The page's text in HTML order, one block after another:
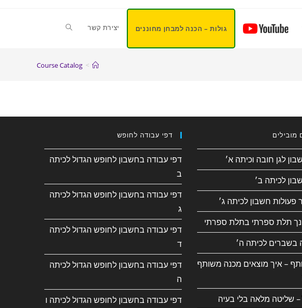
גולות – הכנה למבחן מחוננים יצירת קשר
>
Course Catalog
מובילים
לגן חובה וכיתה א׳
לכיתה ב׳
פעולות חשבון לכיתה ג׳
תלת ספרתי בתלת ספרתי
בשברים לכיתה ה׳
– איך מוצאים מכנה משותף
שליטה מלאה בלי בעיה
דפי עבודה לחופש
דפי עבודה בחשבון לחופש הגדול לכיתה
ב
דפי עבודה בחשבון לחופש הגדול לכיתה
ג
דפי עבודה בחשבון לחופש הגדול לכיתה
ד
דפי עבודה בחשבון לחופש הגדול לכיתה
ה
דפי עבודה בחשבון לחופש הגדול לכיתה ו